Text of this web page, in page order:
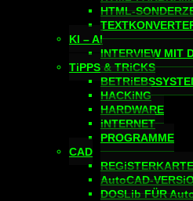
HTML-
KI – AI
INTERVIEW MIT
TiPPS & TRiCKS
HACKiNG
HARDWARE
iNTERNET
PROGRAMME
CAD
AutoCAD-
DOSLib FÜR